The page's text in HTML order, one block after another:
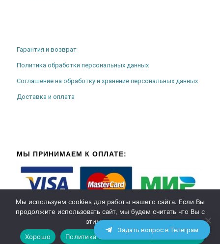
Гарантия и возврат
Политика обработки персональных данных
Соглашение на обработку и хранение персональных данных
Доставка и оплата
МЫ ПРИНИМАЕМ К ОПЛАТЕ:
Задать вопрос в Телеграм
Мы используем cookies для работы нашего сайта. Если Вы
продолжите использовать сайт, мы будем считать что Вы с
этим согласны.
Хорошо
Политика использования файлов cookies